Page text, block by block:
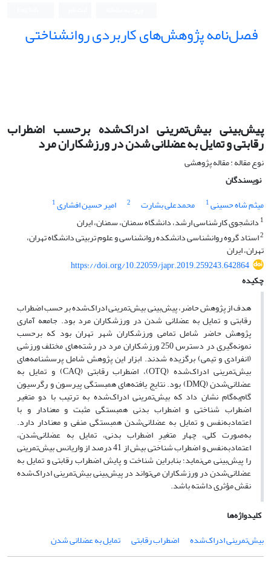
فصل‌نامه پژوهش‌های کاربردی روانشناختی
پیش‌بینی بیش‌تمرینی ادراک‌شده برحسب اضطراب
رقابتی و تمایل به عضلانی شدن در ورزشکاران مرد
نوع مقاله : مقاله پژوهشی
نویسندگان
میثم شاه حسینی1 محمدعلی بشارت 2 امیر حسین افشاری1
1 دانشجوی کارشناسی ارشد، دانشگاه سمنان، سمنان، ایران
2استاد گروه روانشناسی دانشکده روانشناسی و علوم تربیتی دانشگاه تهران،
تهران، ایران
https://doi.org/10.22059/japr.2019.259243.642864
چکیده
هدف از پژوهش حاضر، پیش‌بینی بیش‌تمرینی ادراک‌شده بر حسب اضطراب
رقابتی و تمایل به عضلانی شدن در ورزشکاران مرد بود. جامعه آماری
پژوهش حاضر شامل تمامی ورزشکاران شهر تهران بود که برحسب
نمونه‌گیری در دسترس 250 ورزشکاران مرد در رشته‌های مختلف ورزشی
(انفرادی و تیمی) برگزیده شدند. ابزار این پژوهش شامل پرسشنامه‌های
بیش‌تمرینی ادراک‌شده (OTQ)، اضطراب رقابتی (CAQ) و تمایل به
عضلانی‌شدن (DMQ) بود. نتایج یافته‌های همبستگی پیرسون و رگرسیون
گام‌به‌گام نشان داد که بیش‌تمرینی ادراک‌شده به ترتیب با دو متغیر
اضطراب شناختی و اضطراب بدنی همبستگی مثبت و معنادار و با
اعتمادبه‌نفس و تمایل به عضلانی‌شدن همبستگی منفی و معنادار دارد.
به‌صورت کلی، چهار متغیرِ اضطراب بدنی، تمایل به عضلانی‌شدن،
اعتمادبه‌نفس و اضطراب شناختی بیش از 41 درصد از واریانس بیش‌تمرینی
را پیش‌بینی می‌نماید؛ بنابراین شناخت و پایش اضطراب رقابتی و تمایل به
عضلانی‌شدن در ورزشکاران می‌تواند در پیش‌بینی بیش‌تمرینی ادراک‌شده
نقش مؤثری داشته باشد.
کلیدواژه‌ها
بیش‌تمرینی ادراک‌شده
اضطراب رقابتی تمایل به عضلانی شدن